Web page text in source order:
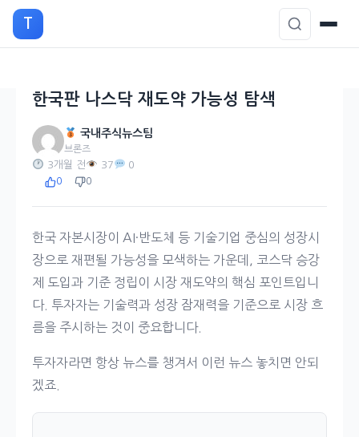
으
T
한국판 나스닥 재도약 가능성 탐색
국내주식뉴스팀
브론즈
3개월 전 37 0
0 0
한국 자본시장이 AI·반도체 등 기술기업 중심의 성장시
장으로 재편될 가능성을 모색하는 가운데, 코스닥 승강
제 도입과 기준 정립이 시장 재도약의 핵심 포인트입니
다. 투자자는 기술력과 성장 잠재력을 기준으로 시장 흐
름을 주시하는 것이 중요합니다.
투자자라면 항상 뉴스를 챙겨서 이런 뉴스 놓치면 안되
겠죠.